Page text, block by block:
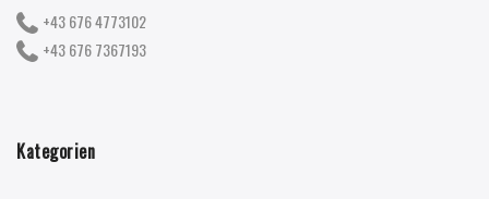
+43 676 4773102
+43 676 7367193
Kategorien